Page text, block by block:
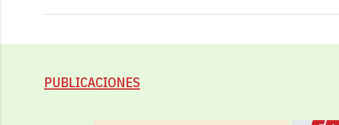
PUBLICACIONES